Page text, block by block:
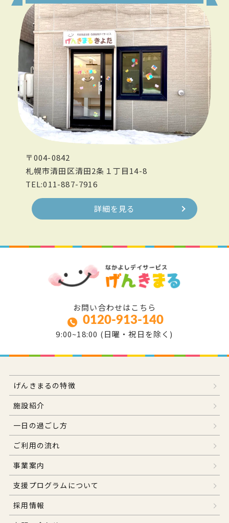
〒004-0842
札幌市清田区清田2条１丁目14-8
TEL:011-887-7916
詳細を見る
お問い合わせはこちら
0120-913-140
9:00~18:00 (日曜・祝日を除く)
げんきまるの特徴
施設紹介
一日の過ごし方
ご利用の流れ
事業案内
支援プログラムについて
採用情報